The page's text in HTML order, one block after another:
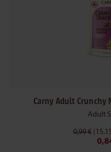
Carny Adult
Adult
0,99 €